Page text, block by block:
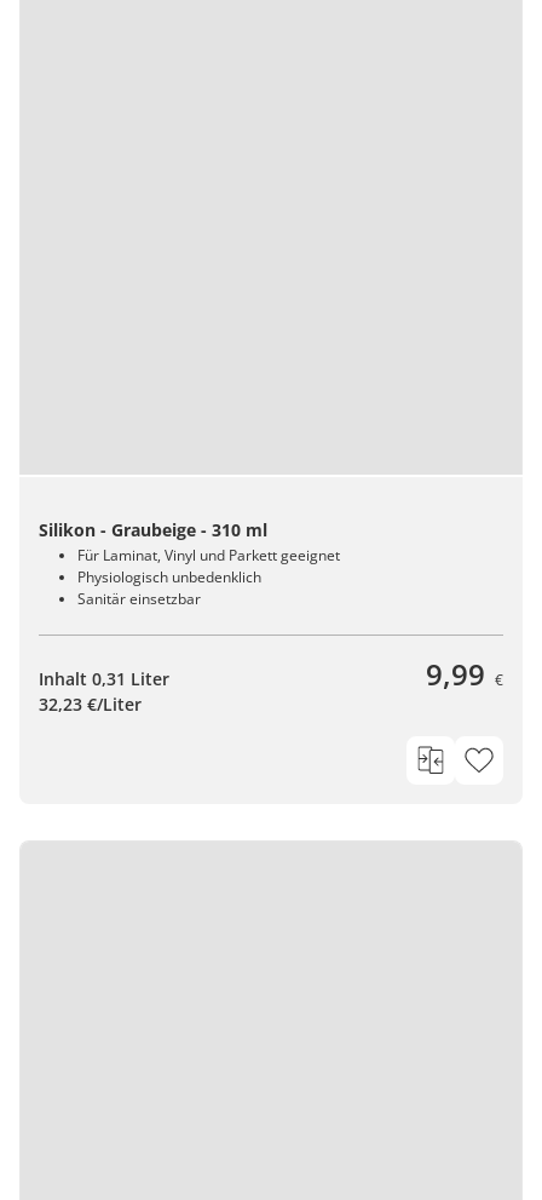
Silikon - Graubeige - 310 ml
Für Laminat, Vinyl und Parkett geeignet
Physiologisch unbedenklich
Sanitär einsetzbar
Inhalt 0,31 Liter
32,23 €/Liter
9,99 €